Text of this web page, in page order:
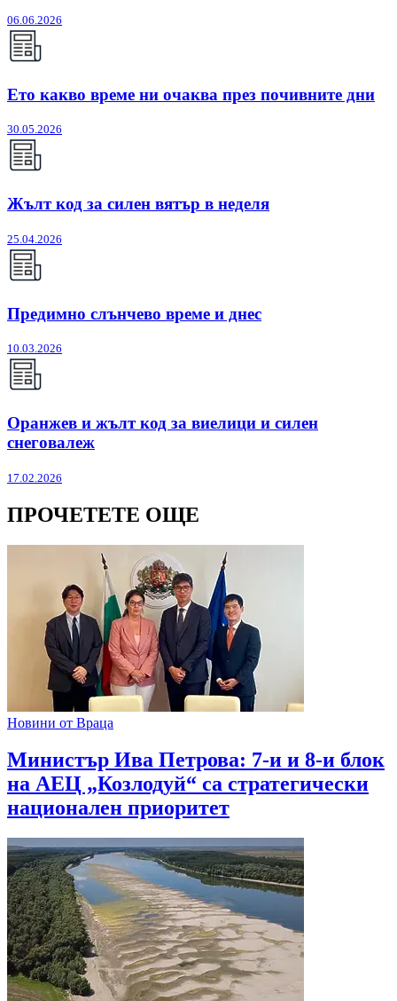
06.06.2026
Ето какво време ни очаква през почивните дни
30.05.2026
Жълт код за силен вятър в неделя
25.04.2026
Предимно слънчево време и днес
10.03.2026
Оранжев и жълт код за виелици и силен
снеговалеж
17.02.2026
ПРОЧЕТЕТЕ ОЩЕ
Новини от Враца
Министър Ива Петрова: 7-и и 8-и блок
на АЕЦ „Козлодуй“ са стратегически
национален приоритет